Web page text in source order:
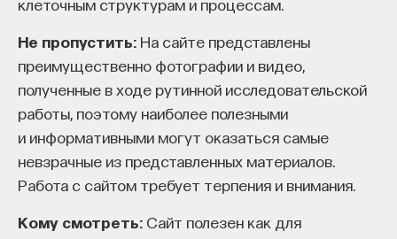
клеточным структурам и процессам.
Не пропустить: На сайте представлены
преимущественно фотографии и видео,
полученные в ходе рутинной исследовательской
работы, поэтому наиболее полезными
и информативными могут оказаться самые
невзрачные из представленных материалов.
Работа с сайтом требует терпения и внимания.
Кому смотреть: Сайт полезен как для
будущем! ​
Заполните анкету и загрузите своё резюме,
чтобы стать участником программы
https://postnauka.org/link/tal1125_blog1
11/24/2025
НАПИСАТЬ НАМ